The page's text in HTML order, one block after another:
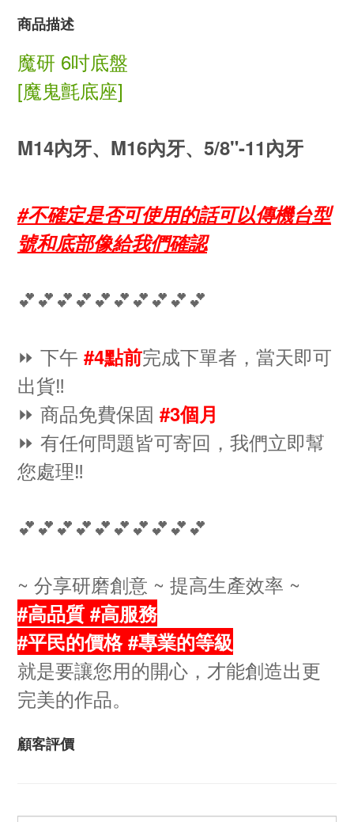
商品描述
魔研 6吋底盤
[魔鬼氈底座]
M14內牙、M16內牙、5/8"-11內牙
#不確定是否可使用的話可以傳機台型
號和底部像給我們確認
💕💕💕💕💕💕💕💕💕💕
⏩ 下午 #4點前完成下單者，當天即可
出貨‼️
⏩ 商品免費保固 #3個月
⏩ 有任何問題皆可寄回，我們立即幫
您處理‼️
💕💕💕💕💕💕💕💕💕💕
~ 分享研磨創意 ~ 提高生產效率 ~
#高品質 #高服務
#平民的價格 #專業的等級
就是要讓您用的開心，才能創造出更
完美的作品。
顧客評價